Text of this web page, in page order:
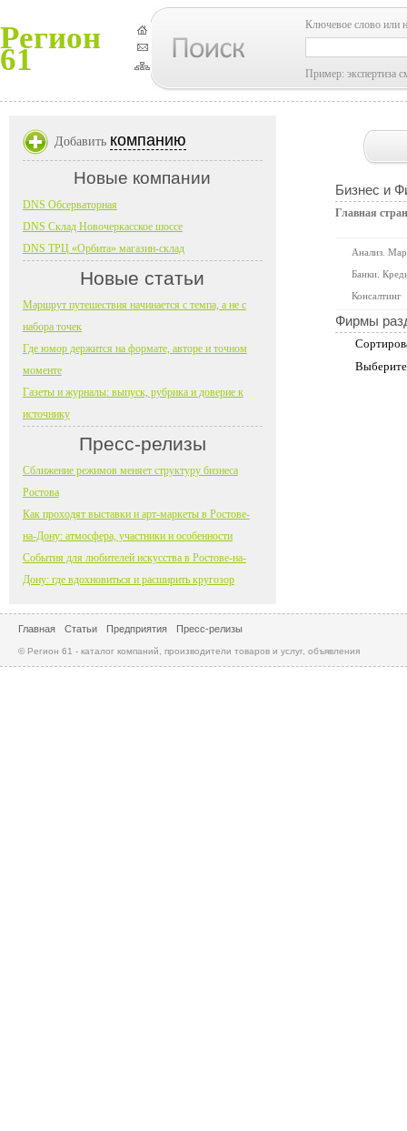
Регион
61
Ключевое слово или
Пример: экспертиза
Бизнес и
Главная
Анализ.
Банки.
Консалтинг
Фирмы
Добавить компанию
Новые компании
DNS Обсерваторная
DNS Склад Новочеркасское шоссе
DNS ТРЦ «Орбита» магазин-склад
Новые статьи
Маршрут путешествия начинается с темпа, а не с
набора точек
Где юмор держится на формате, авторе и точном
моменте
Газеты и журналы: выпуск, рубрика и доверие к
источнику
Пресс-релизы
Сближение режимов меняет структуру бизнеса
Ростова
Как проходят выставки и арт-маркеты в Ростове-
на-Дону: атмосфера, участники и особенности
События для любителей искусства в Ростове-на-
Дону: где вдохновиться и расширить кругозор
Главная Статьи Предприятия Пресс-релизы
© Регион 61 - каталог компаний, производители товаров и услуг, объявления